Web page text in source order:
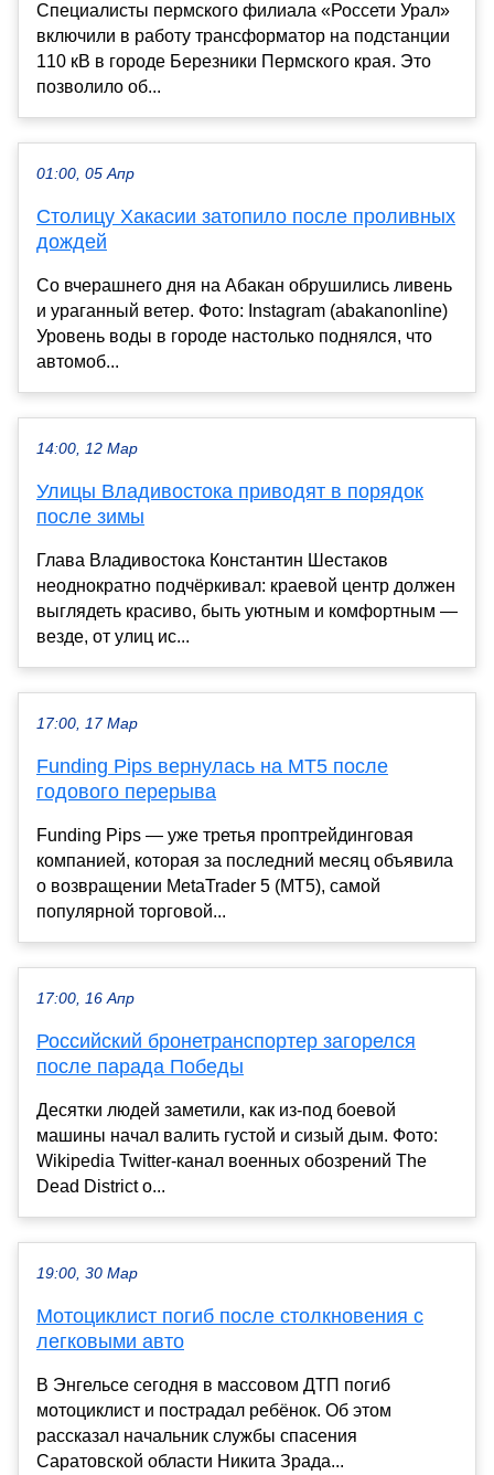
Специалисты пермского филиала «Россети Урал»
включили в работу трансформатор на подстанции
110 кВ в городе Березники Пермского края. Это
позволило об...
01:00, 05 Апр
Столицу Хакасии затопило после проливных
дождей
Со вчерашнего дня на Абакан обрушились ливень
и ураганный ветер. Фото: Instagram (abakanonline)
Уровень воды в городе настолько поднялся, что
автомоб...
14:00, 12 Мар
Улицы Владивостока приводят в порядок
после зимы
Глава Владивостока Константин Шестаков
неоднократно подчёркивал: краевой центр должен
выглядеть красиво, быть уютным и комфортным —
везде, от улиц ис...
17:00, 17 Мар
Funding Pips вернулась на MT5 после
годового перерыва
Funding Pips — уже третья проптрейдинговая
компанией, которая за последний месяц объявила
о возвращении MetaTrader 5 (MT5), самой
популярной торговой...
17:00, 16 Апр
Российский бронетранспортер загорелся
после парада Победы
Десятки людей заметили, как из-под боевой
машины начал валить густой и сизый дым. Фото:
Wikipedia Twitter-канал военных обозрений The
Dead District о...
19:00, 30 Мар
Мотоциклист погиб после столкновения с
легковыми авто
В Энгельсе сегодня в массовом ДТП погиб
мотоциклист и пострадал ребёнок. Об этом
рассказал начальник службы спасения
Саратовской области Никита Зрада...